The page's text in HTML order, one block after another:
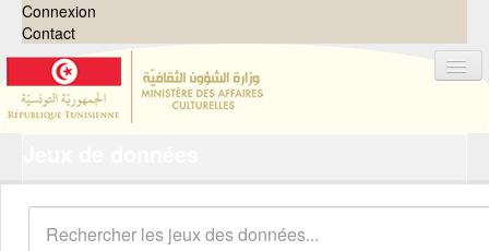
Connexion
Contact
Organisations
Groupes